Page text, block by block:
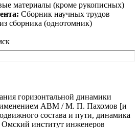
материалы (кроме рукописных)
Сборник научных трудов
сборника (однотомник)
горизонтальной динамики
АВМ / М. П. Пахомов [и
состава и пути, динамика
Омский институт инженеров